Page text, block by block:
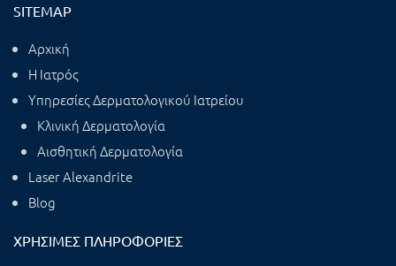
SITEMAP
Αρχική
Η Ιατρός
Υπηρεσίες Δερματολογικού Ιατρείου
Κλινική Δερματολογία
Αισθητική Δερματολογία
Laser Alexandrite
Blog
ΧΡΉΣΙΜΕΣ ΠΛΗΡΟΦΟΡΊΕΣ